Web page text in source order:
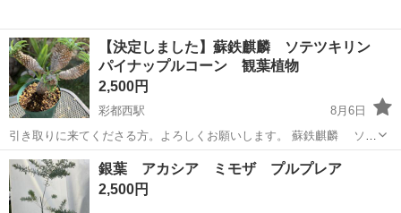
【決定しました】蘇鉄麒麟 ソテツキリン
パイナップルコーン 観葉植物
2,500円
彩都西駅
8月6日
引き取りに来てくださる方。よろしくお願いします。 蘇鉄麒麟 ソテ
ツキリン パイナップルコーン 子株もボコボコ出てきてます。 詳
しい育て方はご自身でお調べ下さい。
大阪 茨木市 彩都西駅
銀葉 アカシア ミモザ プルプレア
2,500円